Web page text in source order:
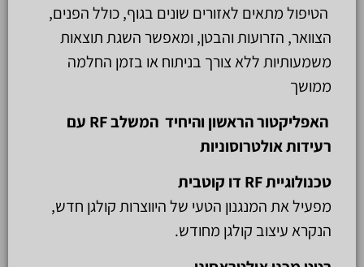
הטיפול מתאים לאזורים שונים בגוף, כולל הפנים,
הצוואר, הזרועות והבטן, ומאפשר השגת תוצאות
משמעותיות ללא צורך בניתוח או בזמן החלמה
ממושך
האפליקטור הראשון והיחיד המשלב RF עם
רעידות אולטרוסוניות
טכנולוגיית RF דו קוטבית
מפעיל את המנגנון הטעי של היווצרות קולגן חדש,
הנקרא עיצוב קולגן מחודש.